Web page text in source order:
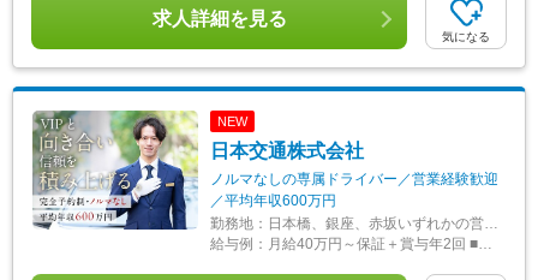
求人詳細を見る
気になる
NEW
日本交通株式会社
ノルマなしの専属ドライバー／営業経験歓迎
／平均年収600万円
勤務地： 日本橋、銀座、赤坂いずれかの営業所勤務 ※転居を伴う転勤はありません ※受動喫煙防止対策：車内全面禁煙、屋内喫煙可能場所あり ＜アクセス＞ ■中央営業所 ・銀座線・東西線・浅草線「日本橋駅」D2出口から徒歩5分 ・東西線・日比谷線「茅場町駅」10番出口から徒歩5分 ■銀座営業所 ・浅草線「宝町駅」A3出口から徒歩1分 ・銀座線「京橋駅」1番出口から徒歩3分 ・有楽町線「銀座一丁目駅」7番出口から徒歩5分 ・各線「東京駅」1番出口から徒歩10分 ■赤坂営業所 ・銀座線・南北線「溜池山王駅」直結 ・千代田線「赤坂駅」2番出口から徒歩4分
給与例： 月給40万円～保証＋賞与年2回 ■年収732万円 入社8年目